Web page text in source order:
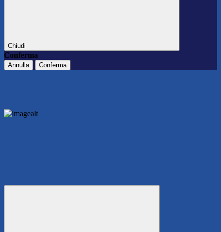
Chiudi
Conferma
Annulla Conferma